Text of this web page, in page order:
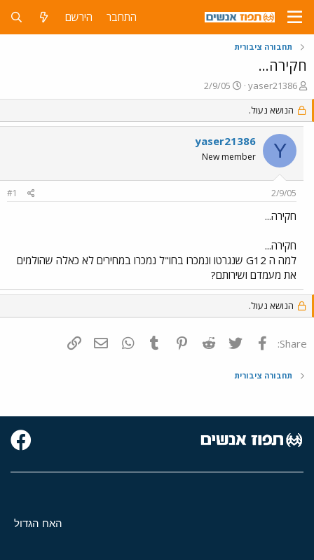
התחבר הירשם
תחבורה ציבורית
חקירה...
פ
ו
ת
ח
נ
yaser21386
פ
ו
ס
ם
ב
ת
2/9/05
הנושא נעול.
Y
yaser21386
New member
2/9/05
#1
חקירה...
חקירה...
למה ה G12 שנגרטו ונמכרו בחו"ל נמכרו במחירים לא כאלה שהולמים
את מעמדם ושירותם?
הנושא נעול.
Share: פייסבוק Twitter
Reddit
Pinterest
Tumblr
WhatsAppדואר אלקטרוני
תחבורה ציבורית
האח הגדול